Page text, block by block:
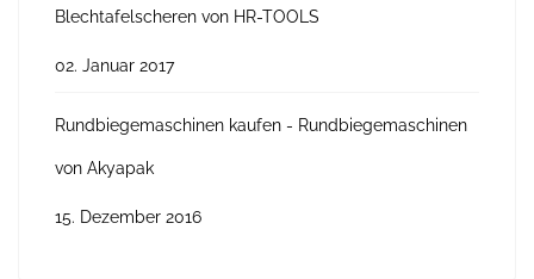
Blechtafelscheren von HR-TOOLS
02. Januar 2017
Rundbiegemaschinen kaufen - Rundbiegemaschinen
von Akyapak
15. Dezember 2016